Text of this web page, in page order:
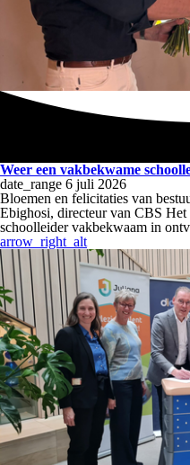
Weer een vakbekwame
date_range 6 juli 2026
Bloemen en felicitaties van
Ebighosi, directeur van CBS
schoolleider vakbekwaam in
arrow_right_alt